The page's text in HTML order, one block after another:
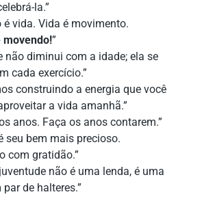
la.”
é vida. Vida é movimento.
movendo!”
não diminui com a idade; ela se
cada exercício.”
construindo a energia que você
a vida amanhã.”
anos. Faça os anos contarem.”
seu bem mais precioso.
com gratidão.”
não é uma lenda, é uma
de halteres.”